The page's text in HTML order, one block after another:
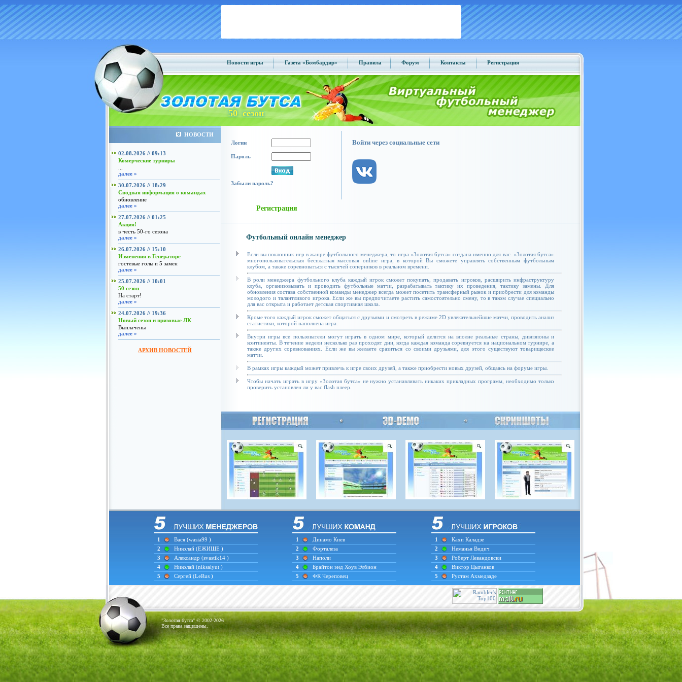
Новости игры Газета «Бомбардир» Правила Форум Контакты Регистрация
50 сезон
НОВОСТИ
02.08.2026 // 09:13
Комерческие турниры
далее »
30.07.2026 // 18:29
Сводная информация о командах
обновление
далее »
27.07.2026 // 01:25
Акция!
в честь 50-го сезона
далее »
26.07.2026 // 15:10
Изменения в Генераторе
гостевые голы и 5 замен
далее »
25.07.2026 // 10:01
50 сезон
На старт!
далее »
24.07.2026 // 19:36
Новый сезон и призовые ЛК
Выплачены
далее »
АРХИВ НОВОСТЕЙ
Логин
Пароль
Забыли пароль?
Войти через социальные сети
Регистрация
Футбольный онлайн менеджер
Если вы поклонник игр в жанре футбольного менеджера, то игра «Золотая бутса» создана именно для вас. «Золотая бутса»
многопользовательская бесплатная массовая online игра, в которой Вы сможете управлять собственным футбольным
клубом, а также соревноваться с тысячей соперников в реальном времени.
В роли менеджера футбольного клуба каждый игрок сможет покупать, продавать игроков, расширить инфраструктуру
клуба, организовывать и проводить футбольные матчи, разрабатывать тактику их проведения, тактику замены. Для
обновления состава собственной команды менеджер всегда может посетить трансферный рынок и приобрести для команды
молодого и талантливого игрока. Если же вы предпочитаете растить самостоятельно смену, то в таком случае специально
для вас открыта и работает детская спортивная школа.
Кроме того каждый игрок сможет общаться с друзьями и смотреть в режиме 2D увлекательнейшие матчи, проводить анализ
статистики, которой наполнена игра.
Внутри игры все пользователи могут играть в одном мире, который делится на вполне реальные страны, дивизионы и
континенты. В течение недели несколько раз проходят дни, когда каждая команда соревнуется на национальном турнире, а
также других соревнованиях. Если же вы желаете сразиться со своими друзьями, для этого существуют товарищеские
матчи.
В рамках игры каждый может привлечь к игре своих друзей, а также приобрести новых друзей, общаясь на форуме игры.
Чтобы начать играть в игру «Золотая бутса» не нужно устанавливать никаких прикладных программ, необходимо только
проверить установлен ли у вас flash плеер.
1 Вася (wasia99 )
2
Николай (ЕЖИЩЕ )
3
Александр (svastik14 )
4
Николай (niksalyut )
5
Сергей (LeRus )
1
Динамо Киев
2
Форталеза
3
Наполи
4
Брайтон энд Хоув Элбион
5
ФК Череповец
1
Кахи Каладзе
2
Неманья Видич
3
Роберт Левандовски
4
Виктор Цыганков
5
Рустам Ахмедзаде
"Золотая бутса" © 2002-2026
Все права защищены.